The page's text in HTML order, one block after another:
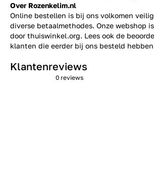
Over Rozenkelim.nl
Online bestellen is bij ons volkomen
diverse betaalmethodes. Onze webshop
door thuiswinkel.org. Lees ook de
klanten die eerder bij ons besteld
Klantenreviews
0 reviews